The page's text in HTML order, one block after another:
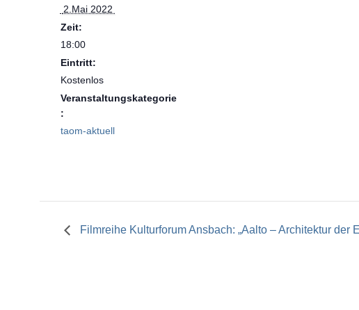
2.Mai 2022
Zeit:
18:00
Eintritt:
Kostenlos
Veranstaltungskategorie
:
taom-aktuell
Filmreihe Kulturforum Ansbach: „Aalto – Architektur der